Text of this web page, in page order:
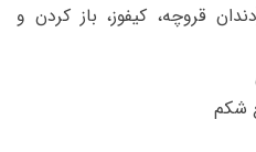
قروچه، کیفوز، باز کردن و
شکم